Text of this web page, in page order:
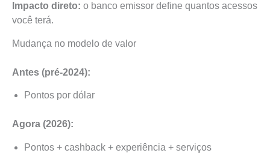
Impacto direto: o banco emissor define quantos acessos
você terá.
Mudança no modelo de valor
Antes (pré-2024):
Pontos por dólar
Agora (2026):
Pontos + cashback + experiência + serviços